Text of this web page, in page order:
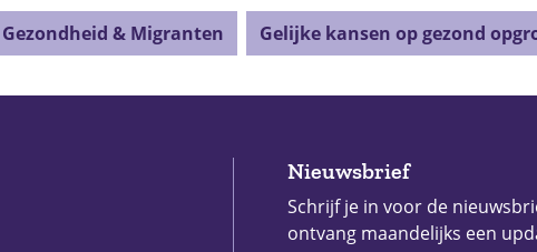
Gezondheid & Migranten Gelijke kansen op gezond
Nieuwsbrief
Schrijf je in voor de
ontvang maandelijks een